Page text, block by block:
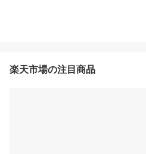
楽天市場の注目商品